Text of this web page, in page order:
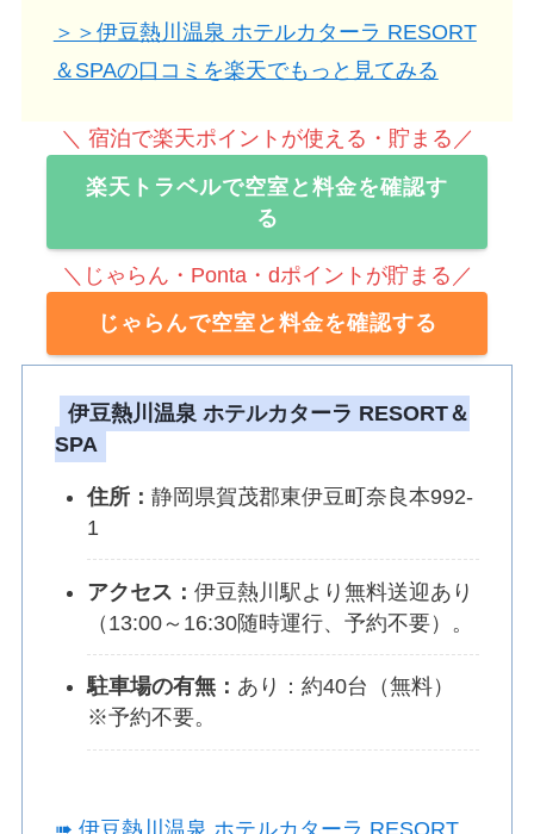
＞＞伊豆熱川温泉 ホテルカターラ RESORT
＆SPAの口コミを楽天でもっと見てみる
＼ 宿泊で楽天ポイントが使える・貯まる／
楽天トラベルで空室と料金を確認す
る
＼じゃらん・Ponta・dポイントが貯まる／
じゃらんで空室と料金を確認する
伊豆熱川温泉 ホテルカターラ RESORT＆
SPA
住所： 静岡県賀茂郡東伊豆町奈良本992-
1
アクセス： 伊豆熱川駅より無料送迎あり
（13:00～16:30随時運行、予約不要）。
駐車場の有無： あり：約40台（無料）
※予約不要。
➠ 伊豆熱川温泉 ホテルカターラ RESORT